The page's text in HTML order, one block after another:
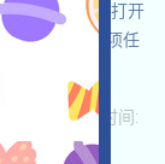
的項目，打开
全，完成各项任
收录时间: